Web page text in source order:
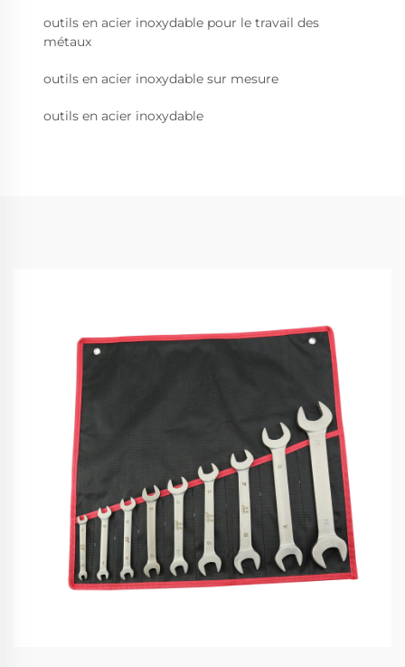
outils en acier inoxydable pour le travail des
métaux
outils en acier inoxydable sur mesure
outils en acier inoxydable